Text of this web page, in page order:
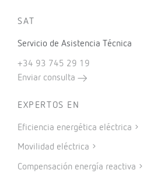
SAT
Servicio de Asistencia Técnica
+34 93 745 29 19
Enviar consulta
EXPERTOS EN
Eficiencia energética eléctrica
Movilidad eléctrica
Compensación energía reactiva